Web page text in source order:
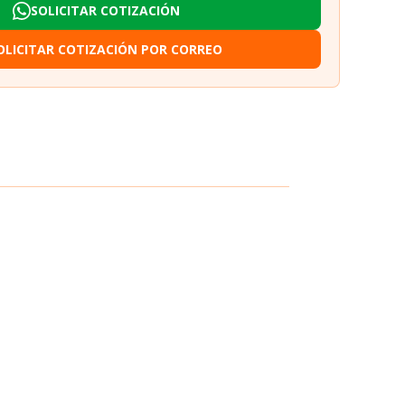
SOLICITAR COTIZACIÓN
COTIZACIÓN POR CORREO